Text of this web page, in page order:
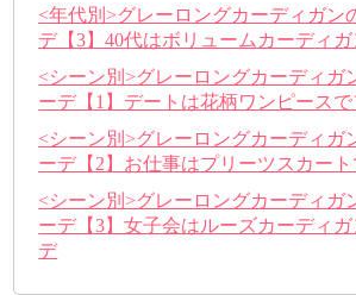
<年代別>グレーロングカーディガン
デ【3】40代はボリュームカーディ
<シーン別>グレーロングカーディガ
ーデ【1】デートは花柄ワンピース
<シーン別>グレーロングカーディガ
ーデ【2】お仕事はプリーツスカー
<シーン別>グレーロングカーディガ
ーデ【3】女子会はルーズカーディ
デ